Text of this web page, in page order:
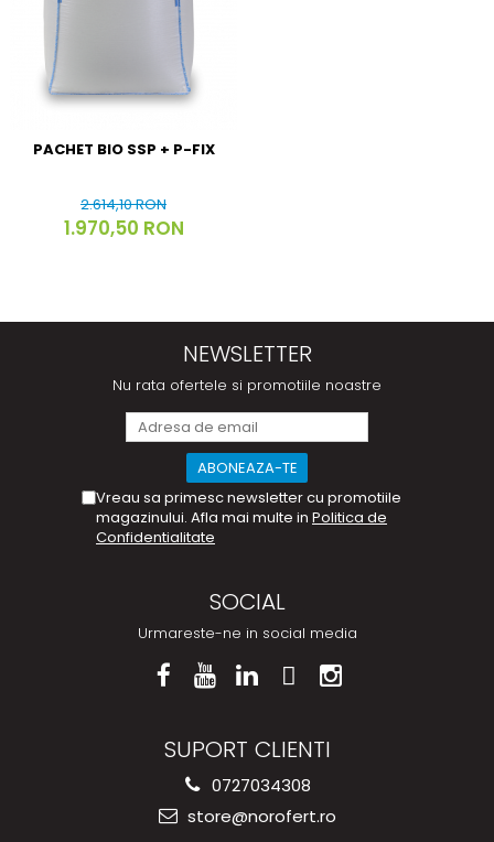
PACHET BIO SSP + P-FIX
2.614,10 RON
1.970,50 RON
NEWSLETTER
Nu rata ofertele si promotiile noastre
Vreau sa primesc newsletter cu promotiile
magazinului. Afla mai multe in Politica de
Confidentialitate
SOCIAL
Urmareste-ne in social media
SUPORT CLIENTI
0727034308
store@norofert.ro